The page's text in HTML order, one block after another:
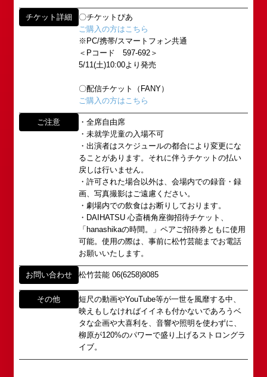
チケット詳細
〇チケットぴあ
ご購入の方はこちら
※PC/携帯/スマートフォン共通
＜Pコード 597-692＞
5/11(土)10:00より発売
〇配信チケット（FANY）
ご購入の方はこちら
ご注意
・全席自由席
・未就学児童の入場不可
・出演者はスケジュールの都合により変更にな
ることがあります。それに伴うチケットの払い
戻しは行いません。
・許可された場合以外は、会場内での録音・録
画、写真撮影はご遠慮ください。
・劇場内での飲食はお断りしております。
・DAIHATSU 心斎橋角座御招待チケット、
「hanashikaの時間。」ペアご招待券ともに使用
可能。使用の際は、事前に松竹芸能までお電話
お願いいたします。
お問い合わせ 松竹芸能 06(6258)8085
その他
短尺の動画やYouTube等が一世を風靡する中、
映えもしなければイイネも付かないであろうベ
タな企画や大喜利を、音響や照明を使わずに、
柳原が120%のパワーで盛り上げるストロングラ
イブ。
DAIHATSU
心斎橋角座トップ
公演情報
アクセス
角座とは
お問い合わせ
代に遡ります。
「角座」はかつて、浪花座、中座、朝日座、弁天座
「五つ櫓」若しくは「道頓堀五座」と呼ばれ、
1960年～70年代には、上方演芸の殿堂として栄え
(大阪市中央区)や
弊社直営の劇場「B1角座」(大阪市中央区)に引き継
がれていましたが、
2008年の角座ビル(大阪市中央区)の閉館と共に、
消滅致しました。
この由緒ある名称を、日本のエンタテインメントの
中心である東京・大阪で復活させ、 新たな歴史を
スタートさせたいと考えております。
この劇場から、日本を代表するエンタテインナーが
続々と輩出され、文化の発展に寄与できるものと考
えております。
2011年5月14日 新宿角座 開業
2019年1月1日 心斎橋角座 開業
以下のアドレスからお問い合わせ願います。
大阪本社 タレント開発室：o-
school@shochikugeino.jp
東京支社 タレント開発室：t-
school@shochikugeino.jp
イベント出演依頼のお問い合わせ
以下のページからお問い合わせ願います。
イベント出演依頼メール送信フォーム
https://www.shochikugeino.co.jp/event/form/
タレントへのファンメール
fanmail@shochikugeino.jp
ホームページに関するご意見・ご感想（※）
webmaster@shochikugeino.jp
※イベント内容・出演者等に関するお問い合わせ・
ご意見・ご感想は各イベントのお問い合わせ先電話
番号へお問い合わせください。
※内容によっては弊社からの回答を控えさせていた
だく場合もございます。予めご了承の上お問い合わ
せください。